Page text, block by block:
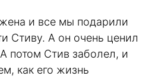
и все мы подарили
Стиву. А он очень ценил
потом Стив заболел, и
как его жизнь